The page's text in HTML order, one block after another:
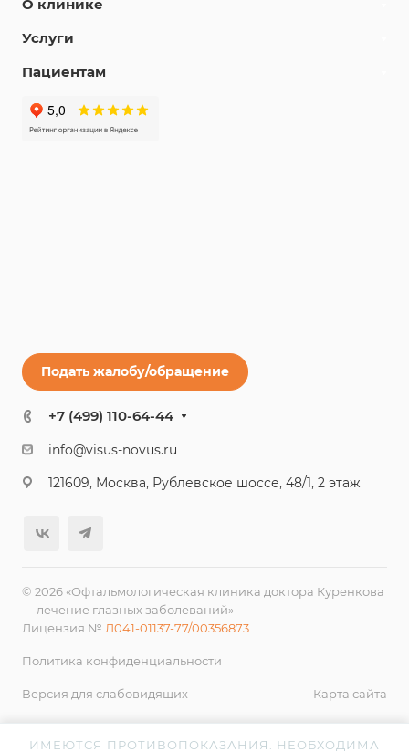
О клинике
Услуги
Пациентам
Подать жалобу/обращение
+7 (499) 110-64-44
info@visus-novus.ru
121609, Москва, Рублевское шоссе, 48/1, 2 этаж
© 2026 «Офтальмологическая клиника доктора Куренкова
— лечение глазных заболеваний»
Лицензия № Л041-01137-77/00356873
Политика конфиденциальности
Версия для слабовидящих Карта сайта
ИМЕЮТСЯ ПРОТИВОПОКАЗАНИЯ. НЕОБХОДИМА